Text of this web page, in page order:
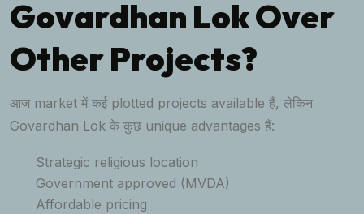
Govardhan Lok Over
Other Projects?
आज market में कई plotted projects available हैं, लेकिन
Govardhan Lok के कुछ unique advantages हैं:
Strategic religious location
Government approved (MVDA)
Affordable pricing